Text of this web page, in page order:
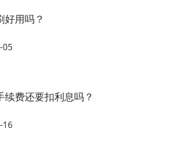
好用吗？
05
续费还要扣利息吗？
16